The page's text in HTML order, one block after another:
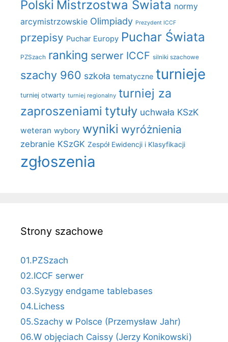
Polski Mistrzostwa Świata normy
arcymistrzowskie Olimpiady Prezydent ICCF
przepisy Puchar Europy Puchar Świata
PZSzach ranking serwer ICCF silniki szachowe
szachy 960 szkoła tematyczne turnieje
turniej otwarty turniej regionalny turniej za
zaproszeniami tytuły uchwała KSzK
weteran wybory wyniki wyróżnienia
zebranie KSzGK Zespół Ewidencji i Klasyfikacji
zgłoszenia
Strony szachowe
01.PZSzach
02.ICCF serwer
03.Syzygy endgame tablebases
04.Lichess
05.Szachy w Polsce (Przemysław Jahr)
06.W objęciach Caissy (Jerzy Konikowski)